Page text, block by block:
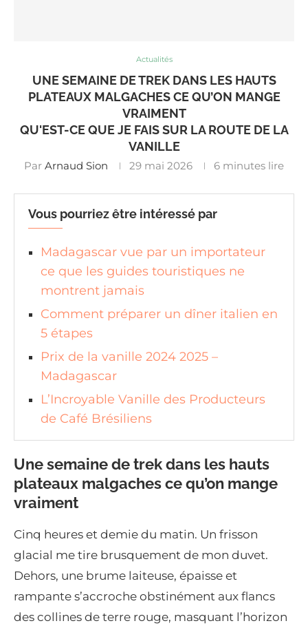
Actualités
UNE SEMAINE DE TREK DANS LES HAUTS
PLATEAUX MALGACHES CE QU’ON MANGE
VRAIMENT
QU'EST-CE QUE JE FAIS SUR LA ROUTE DE LA
VANILLE
Par Arnaud Sion 29 mai 2026 6 minutes lire
Vous pourriez être intéressé par
Madagascar vue par un importateur
ce que les guides touristiques ne
montrent jamais
Comment préparer un dîner italien en
5 étapes
Prix de la vanille 2024 2025 –
Madagascar
L’Incroyable Vanille des Producteurs
de Café Brésiliens
Une semaine de trek dans les hauts
plateaux malgaches ce qu’on mange
vraiment
Cinq heures et demie du matin. Un frisson
glacial me tire brusquement de mon duvet.
Dehors, une brume laiteuse, épaisse et
rampante s’accroche obstinément aux flancs
des collines de terre rouge, masquant l’horizon